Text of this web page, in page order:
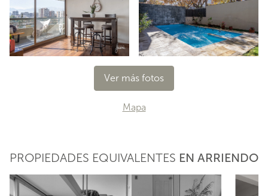
Ver más fotos
Mapa
PROPIEDADES EQUIVALENTES EN ARRIENDO